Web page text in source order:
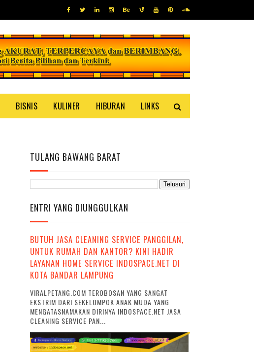
BISNIS KULINER HIBURAN LINKS
TULANG BAWANG BARAT
ENTRI YANG DIUNGGULKAN
BUTUH JASA CLEANING SERVICE PANGGILAN,
UNTUK RUMAH DAN KANTOR? KINI HADIR
LAYANAN HOME SERVICE INDOSPACE.NET DI
KOTA BANDAR LAMPUNG
VIRALPETANG.COM TEROBOSAN YANG SANGAT
EKSTRIM DARI SEKELOMPOK ANAK MUDA YANG
MENGATASNAMAKAN DIRINYA INDOSPACE.NET JASA
CLEANING SERVICE PAN...